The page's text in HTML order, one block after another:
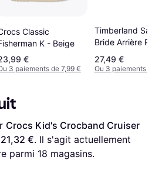
Classic
K - Beige
€
3 paiements de 7,99 €
Timberland
Bride Arrière
Row - Lilas
27,49 €
Ou 3 paiements
Crocs Kid's Crocband Cruiser
21,32 €. Il s'agit actuellement
parmi 18 magasins.